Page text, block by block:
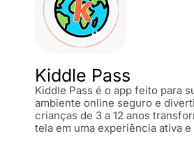
Kiddle Pass
Kiddle Pass é o app feito para
ambiente online seguro e
crianças de 3 a 12 anos
tela em uma experiência ativa